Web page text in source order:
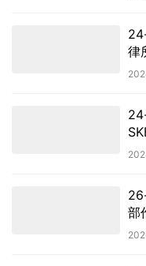
律
部